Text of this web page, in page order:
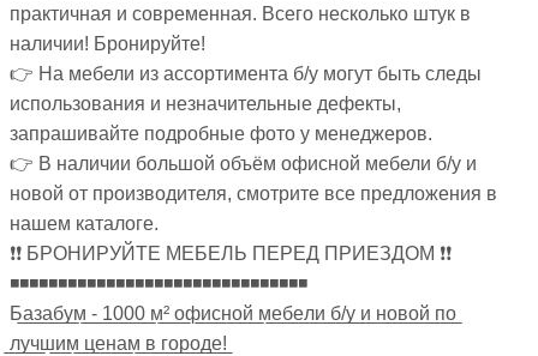
практичная и современная. Всего несколько штук в
наличии! Бронируйте!
👉 На мебели из ассортимента б/у могут быть следы
использования и незначительные дефекты,
запрашивайте подробные фото у менеджеров.
👉 В наличии большой объём офисной мебели б/у и
новой от производителя, смотрите все предложения в
нашем каталоге.
❗❗ БРОНИРУЙТЕ МЕБЕЛЬ ПЕРЕД ПРИЕЗДОМ ❗❗
◾◾◾◾◾◾◾◾◾◾◾◾◾◾◾◾◾◾◾◾◾◾◾◾◾◾◾◾◾◾◾
Б̲а̲з̲а̲б̲у̲м̲ ̲-̲ ̲1̲0̲0̲0̲ ̲м̲²̲ ̲о̲ф̲и̲с̲н̲о̲й̲ ̲м̲е̲б̲е̲л̲и̲ ̲б̲/̲у̲ ̲и̲ ̲н̲о̲в̲о̲й̲ ̲п̲о̲
̲л̲у̲ч̲ш̲и̲м̲ ̲ц̲е̲н̲а̲м̲ ̲в̲ ̲г̲о̲р̲о̲д̲е̲!̲